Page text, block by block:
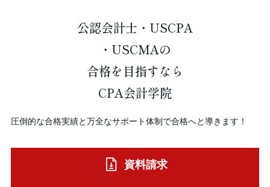
公認会計士・USCPA
・USCMAの
合格を 目指すなら
CPA会計学院
圧倒的な合格実績と万全なサポート体制で合格へと導きます！
資料請求